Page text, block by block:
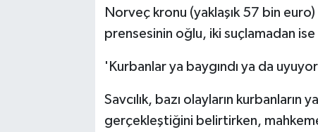
Norveç kronu (yaklaşık 57 bin
prensesinin oğlu, iki suçlamadan
'Kurbanlar ya baygındı ya da
Savcılık, bazı olayların kurbanların
gerçekleştiğini belirtirken,